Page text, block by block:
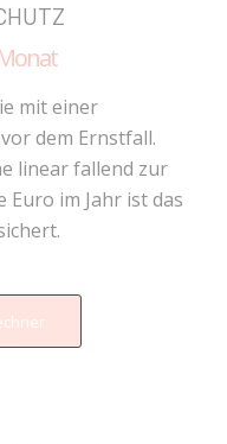
mit einer
dem Ernstfall.
linear fallend zur
Euro im Jahr ist das